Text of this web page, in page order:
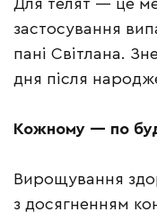
Для телят — це
застосування
пані Світлана.
дня після
Кожному — по
Вирощування
з досягненням